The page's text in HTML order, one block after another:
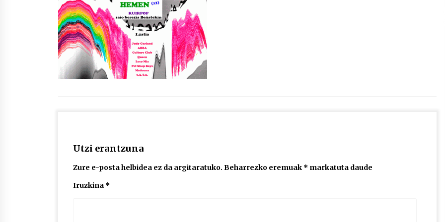
protagonista
2026/07/16
POTTO: San Pedro jaietako bertso-
saioa
2026/07/09
Utzi erantzuna
Zure e-posta helbidea ez da argitaratuko. Beharrezko eremuak * markatuta daude
Iruzkina *